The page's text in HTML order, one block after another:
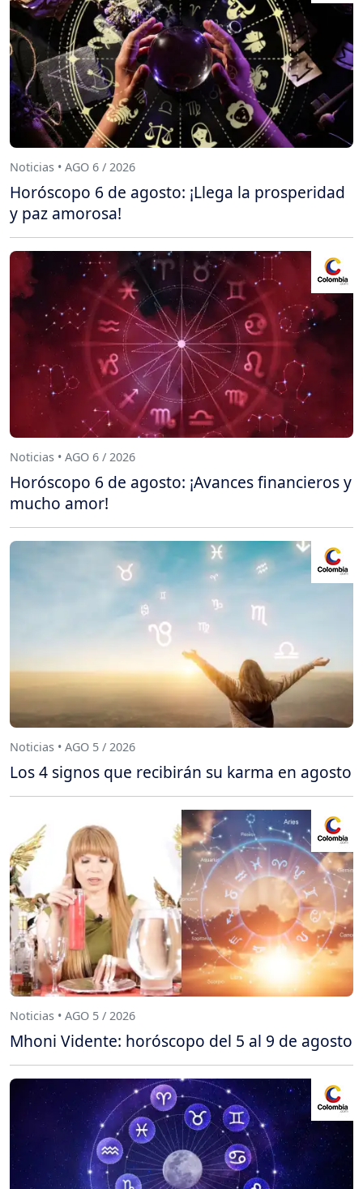
Noticias • AGO 6 / 2026
Horóscopo 6 de agosto: ¡Llega la prosperidad
y paz amorosa!
Noticias • AGO 6 / 2026
Horóscopo 6 de agosto: ¡Avances financieros y
mucho amor!
Noticias • AGO 5 / 2026
Los 4 signos que recibirán su karma en agosto
Noticias • AGO 5 / 2026
Mhoni Vidente: horóscopo del 5 al 9 de agosto